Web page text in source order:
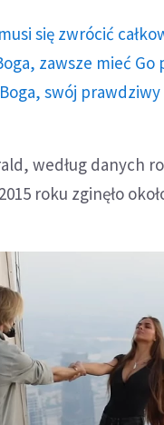
się zwrócić
zawsze mieć
swój
według danych
roku zginęło